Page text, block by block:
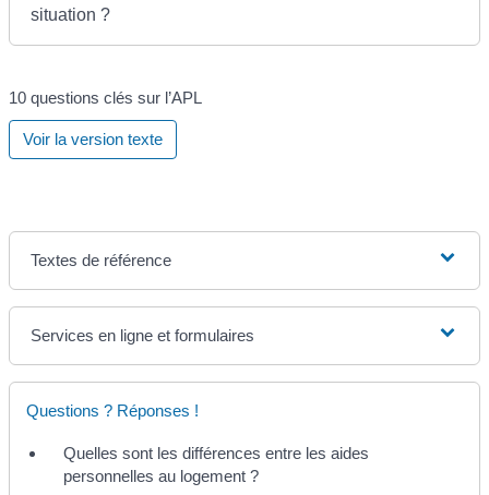
situation ?
10 questions clés sur l’APL
Voir la version texte
Textes de référence
Services en ligne et formulaires
Questions ? Réponses !
Quelles sont les différences entre les aides
personnelles au logement ?